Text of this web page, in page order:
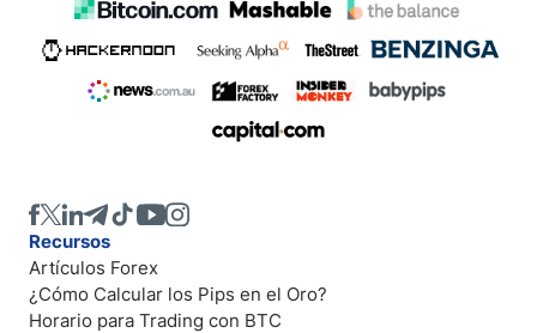
Recursos
Artículos Forex
¿Cómo Calcular los Pips en el Oro?
Horario para Trading con BTC